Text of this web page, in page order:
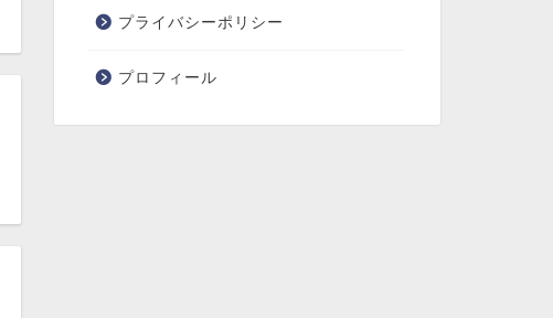
プライバシーポリシー
プロフィール